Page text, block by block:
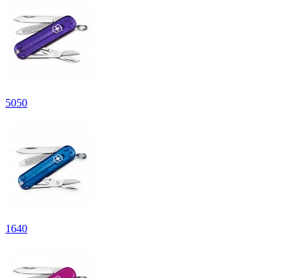
5050
1640